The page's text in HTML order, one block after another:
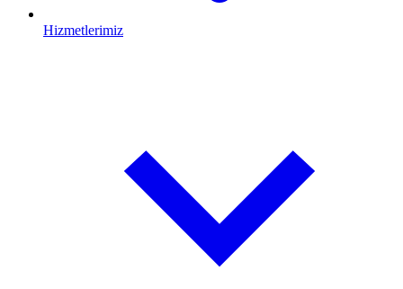
Hizmetlerimiz